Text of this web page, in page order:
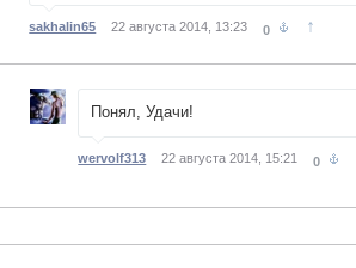
sakhalin65 22 августа 2014, 13:23 0 ↑
Понял, Удачи!
wervolf313 22 августа 2014, 15:21 0